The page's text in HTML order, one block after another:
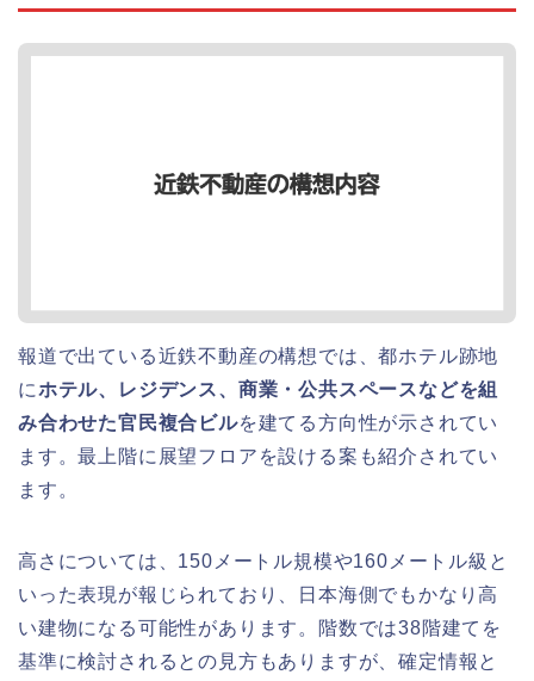
報道で出ている近鉄不動産の構想では、都ホテル跡地
にホテル、レジデンス、商業・公共スペースなどを組
み合わせた官民複合ビルを建てる方向性が示されてい
ます。最上階に展望フロアを設ける案も紹介されてい
ます。
高さについては、150メートル規模や160メートル級と
いった表現が報じられており、日本海側でもかなり高
い建物になる可能性があります。階数では38階建てを
基準に検討されるとの見方もありますが、確定情報と